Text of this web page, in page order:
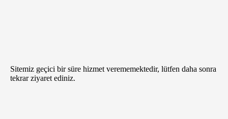
Sitemiz geçici bir süre hizmet verememektedir, lütfen daha sonra
tekrar ziyaret ediniz.